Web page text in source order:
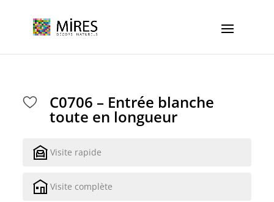
C0706 – Entrée blanche
toute en longueur
Visite rapide
Visite complète